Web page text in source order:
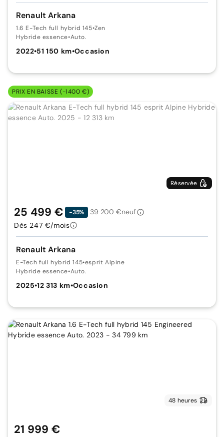
Renault Arkana
1.6 E-Tech full hybrid 145•Zen
Hybride essence•Auto.
2022•51 150 km•Occasion
PRIX EN BAISSE (-1400 €)
Réservée
Renault Arkana
E-Tech full hybrid 145•esprit Alpine
Hybride essence•Auto.
2025•12 313 km•Occasion
25 499 € -35% 39 200 €neuf
Dès 247 €/mois
48 heures
21 999 €